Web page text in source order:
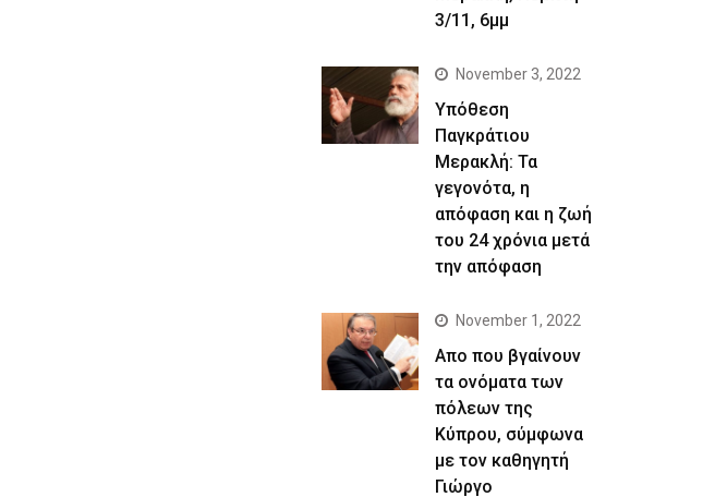
3/11, 6μμ
November 3, 2022
Yπόθεση
Παγκράτιου
Μερακλή: Τα
γεγονότα, η
απόφαση και η ζωή
του 24 χρόνια μετά
την απόφαση
November 1, 2022
Απο που βγαίνουν
τα ονόματα των
πόλεων της
Κύπρου, σύμφωνα
με τον καθηγητή
Γιώργο